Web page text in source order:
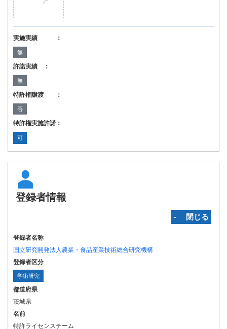
実施実績 ：
無
許諾実績 ：
無
特許権譲渡 ：
否
特許権実施許諾：
可
登録者情報
‐ 閉じる
登録者名称
国立研究開発法人農業・食品産業技術総合研究機構
登録者区分
学術研究
都道府県
茨城県
名前
特許ライセンスチーム